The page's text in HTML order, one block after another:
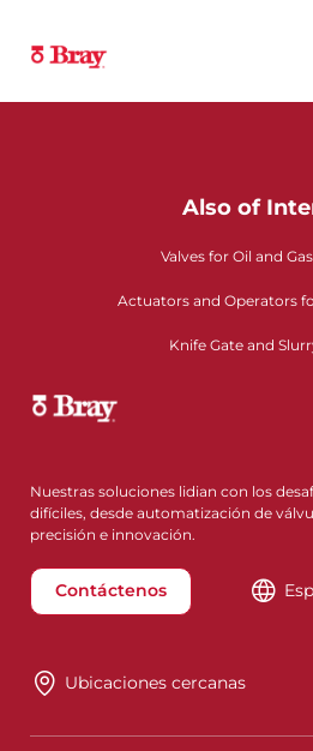
Also of
Valves for Oil and
Actuators and Operators
Knife Gate and
Nuestras soluciones lidian con los
difíciles, desde automatización de
precisión e innovación.
Contáctenos
Ubicaciones cercanas